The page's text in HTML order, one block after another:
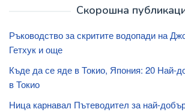
Скорошна
Ръководство за скритите водопади на
Гетхук и още
Къде да се яде в Токио, Япония: 20 Най-
в Токио
Ница карнавал Пътеводител за най-